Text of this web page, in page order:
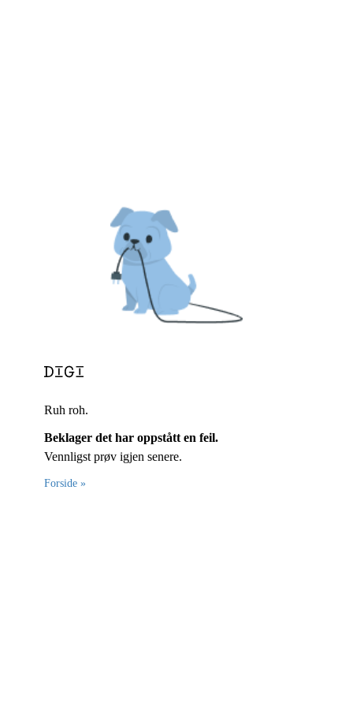
Ruh roh.
Beklager det har oppstått en feil.
Vennligst prøv igjen senere.
Forside »